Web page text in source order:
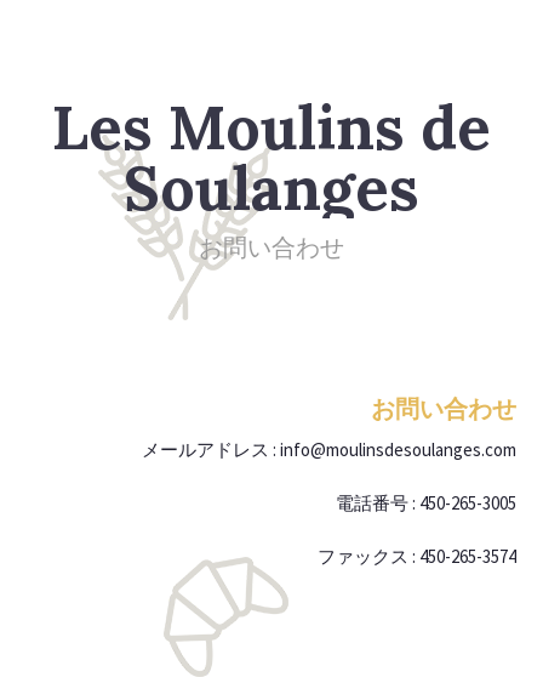
Les Moulins de
Soulanges
お問い合わせ
お問い合わせ
メールアドレス : info@moulinsdesoulanges.com
電話番号 : 450-265-3005
ファックス : 450-265-3574